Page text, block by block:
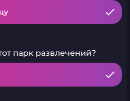
парк развлечений?